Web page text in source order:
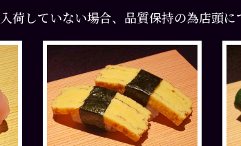
荷していない場合、品質保持の為店頭に